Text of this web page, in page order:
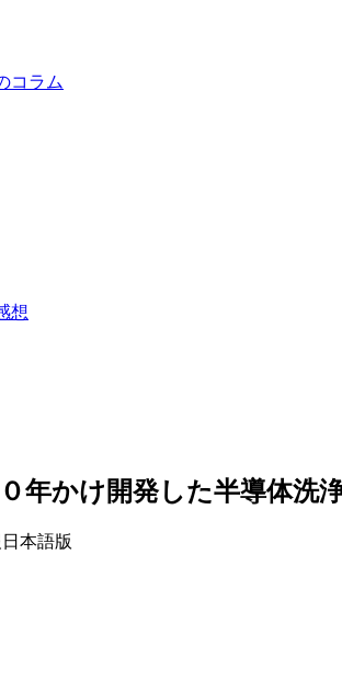
コラム
想
年かけ開発した半導体洗
本語版